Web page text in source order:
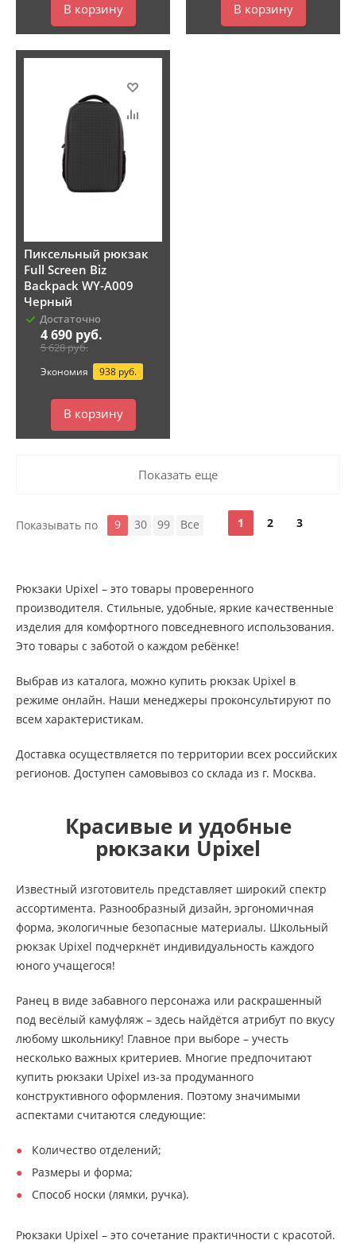
В корзину В корзину
Пиксельный рюкзак
Full Screen Biz
Backpack WY-A009
Черный
Достаточно
4 690руб.
5 628руб.
Экономия 938 руб.
В корзину
Показать еще
Показывать по 9 30 99 Все 1 2 3
Рюкзаки Upixel – это товары проверенного
производителя. Стильные, удобные, яркие качественные
изделия для комфортного повседневного использования.
Это товары с заботой о каждом ребёнке!
Выбрав из каталога, можно купить рюкзак Upixel в
режиме онлайн. Наши менеджеры проконсультируют по
всем характеристикам.
Доставка осуществляется по территории всех российских
регионов. Доступен самовывоз со склада из г. Москва.
Красивые и удобные
рюкзаки Upixel
Известный изготовитель представляет широкий спектр
ассортимента. Разнообразный дизайн, эргономичная
форма, экологичные безопасные материалы. Школьный
рюкзак Upixel подчеркнёт индивидуальность каждого
юного учащегося!
Ранец в виде забавного персонажа или раскрашенный
под весёлый камуфляж – здесь найдётся атрибут по вкусу
любому школьнику! Главное при выборе – учесть
несколько важных критериев. Многие предпочитают
купить рюкзаки Upixel из-за продуманного
конструктивного оформления. Поэтому значимыми
аспектами считаются следующие:
Количество отделений;
Размеры и форма;
Способ носки (лямки, ручка).
Рюкзаки Upixel – это сочетание практичности с красотой.